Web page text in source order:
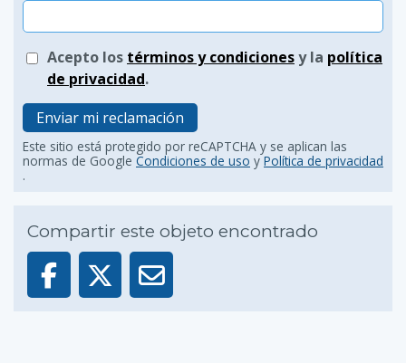
Acepto los términos y condicionesy la política
de privacidad.
Enviar mi reclamación
Este sitio está protegido por reCAPTCHA y se aplican las
normas de Google Condiciones de uso yPolítica de privacidad
.
Compartir este objeto encontrado